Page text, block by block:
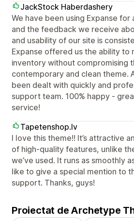
JackStock Haberdashery
We have been using Expanse
and the feedback we receive
and usability of our site is
Expanse offered us the ability to
inventory without compromising
contemporary and clean theme.
been dealt with quickly and
support team. 100% happy -
service!
Tapetenshop.lv
I love this theme!! It’s attractive
of high-quality features, unlike
we’ve used. It runs as smoothly
like to give a special mention to
support. Thanks, guys!
Proiectat de Archetype